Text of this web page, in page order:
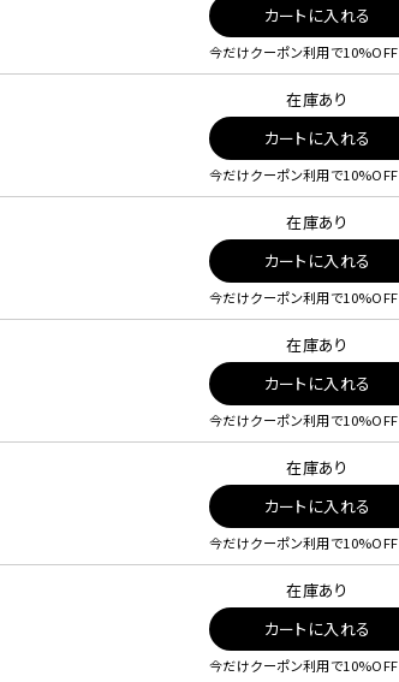
カートに入れる
今だけクーポン利用で10%OFF
在庫あり
カートに入れる
今だけクーポン利用で10%OFF
在庫あり
カートに入れる
今だけクーポン利用で10%OFF
在庫あり
カートに入れる
今だけクーポン利用で10%OFF
在庫あり
カートに入れる
今だけクーポン利用で10%OFF
在庫あり
カートに入れる
今だけクーポン利用で10%OFF